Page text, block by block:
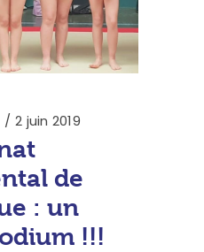
2 juin 2019
de
: un
!!!